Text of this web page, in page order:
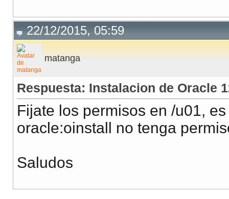
22/12/2015, 05:59
matanga
Respuesta: Instalacion de Oracle
Fijate los permisos en /u01,
oracle:oinstall no tenga
Saludos